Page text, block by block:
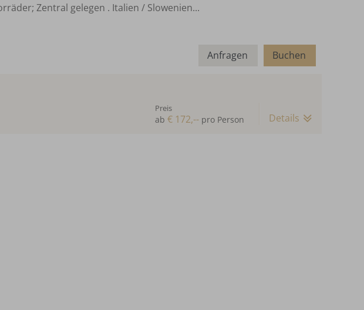
Zentral gelegen . Italien / Slowenien...
Buchen
Anfragen
Preis
ab € 172,-- pro Person Details